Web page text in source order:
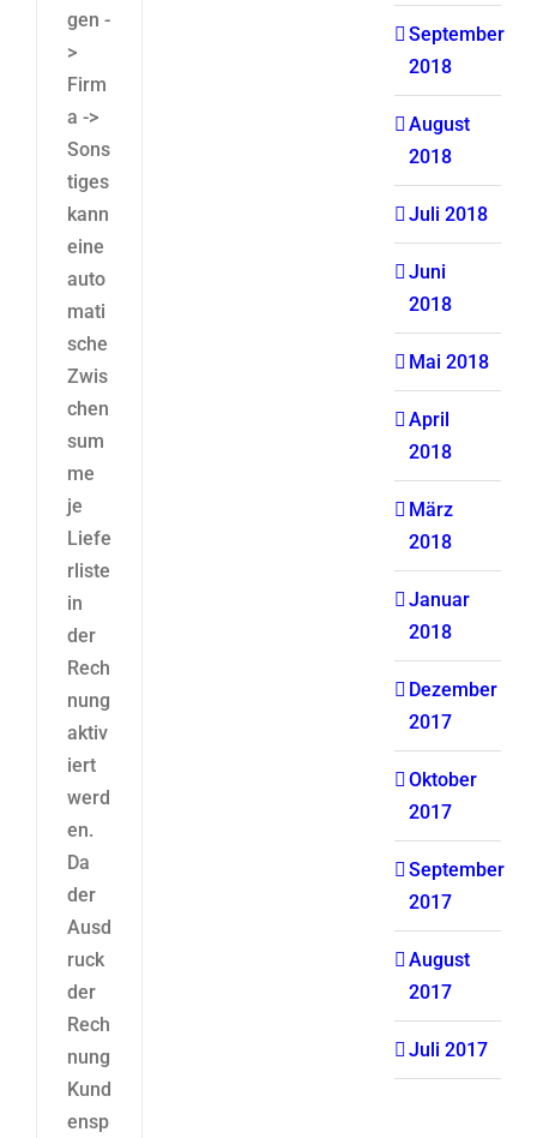
gen -
>
Firm
a ->
Sons
tiges
kann
eine
auto
mati
sche
Zwis
chen
sum
me
je
Liefe
rliste
in
der
Rech
nung
aktiv
iert
werd
en.
Da
der
Ausd
ruck
der
Rech
nung
Kund
ensp
September
2018
August
2018
Juli 2018
Juni
2018
Mai 2018
April
2018
März
2018
Januar
2018
Dezember
2017
Oktober
2017
September
2017
August
2017
Juli 2017